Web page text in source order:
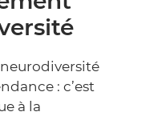
: c’est
à la